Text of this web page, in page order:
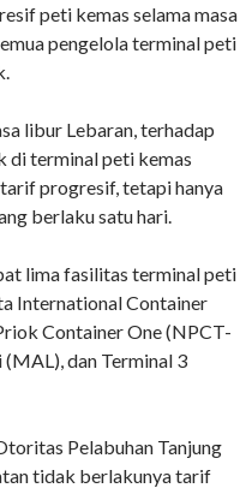
peti kemas selama masa
pengelola terminal peti
libur Lebaran, terhadap
di terminal peti kemas
progresif, tetapi hanya
berlaku satu hari.
lima fasilitas terminal peti
International Container
Container One (NPCT-
dan Terminal 3
Pelabuhan Tanjung
tidak berlakunya tarif